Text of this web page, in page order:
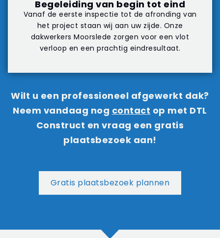
Begeleiding van begin tot eind
Vanaf de eerste inspectie tot de afronding van
het project staan wij aan uw zijde. Onze
dakwerkers Moorslede zorgen voor een vlot
verloop en een prachtig eindresultaat.
Wilt u een professioneel afgewerkt dak?
Neem vandaag nog contact op met DTL
Construct en vraag een gratis
plaatsbezoek aan!
Gratis plaatsbezoek plannen